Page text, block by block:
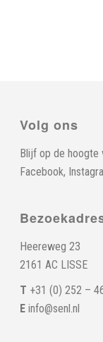
Volg ons
Blijf op de hoogte
Facebook,
Heereweg 23
2161 AC LISSE
T +31 (0) 252 –
E info@senl.nl